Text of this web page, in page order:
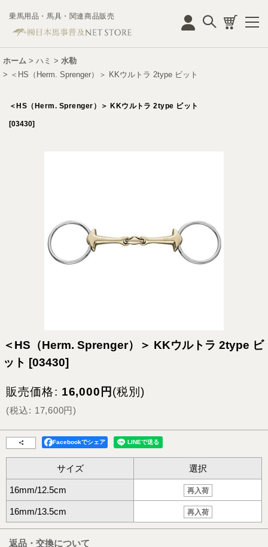
乗馬用品・馬具・関連商品販売
ホーム > ハミ > 水勒
> ＜HS（Herm. Sprenger）＞ KKウルトラ 2type ビット
＜HS（Herm. Sprenger）＞ KKウルトラ 2type ビット
[03430]
＜HS（Herm. Sprenger）＞ KKウルトラ 2type ビ
ット [03430]
販売価格: 16,000 円 (税別)
(税込: 17,600円)
Facebookでシェア
サイズ 選択
16mm/12.5cm 再入荷
16mm/13.5cm 再入荷
返品・交換について